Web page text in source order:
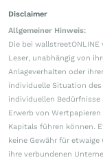
Disclaimer
Allgemeiner Hinweis:
Die bei
Leser, unabhängig von
Anlageverhalten oder
individuelle Situation des
individuellen Bedürfnisse
Erwerb von
Kapitals führen können.
keine Gewähr für
ihre verbundenen